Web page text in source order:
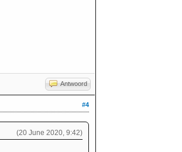
Antwoord
#4
(20 June 2020, 9:42)